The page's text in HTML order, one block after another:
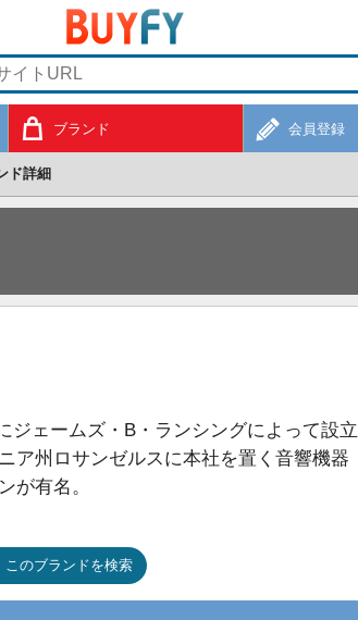
ブランド 会員登録
ド詳細
ジェームズ・B・ランシングによって設立
ア州ロサンゼルスに本社を置く音響機器
が有名。
このブランドを検索